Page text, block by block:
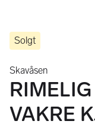
Solgt
Skavåsen
VAKRE